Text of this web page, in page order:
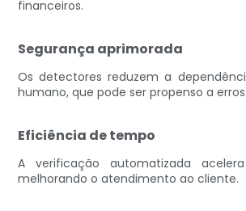
financeiros.
Segurança aprimorada
Os detectores reduzem a
humano, que pode ser propenso a erros.
Eficiência de tempo
A verificação automatizada
melhorando o atendimento ao cliente.